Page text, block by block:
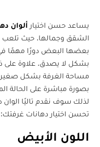
يساعد حسن اختيار ألوان
الشقق وجمالها. حيث تلعب
بعضها البعض دورًا مهمًا
بشكل لا يصدق. علاوة على
مساحة الغرفة بشكل صغير
بصورة مباشرة على الحالة
تحسن اختيار دهانات غرفتك:
اللون الأبيض